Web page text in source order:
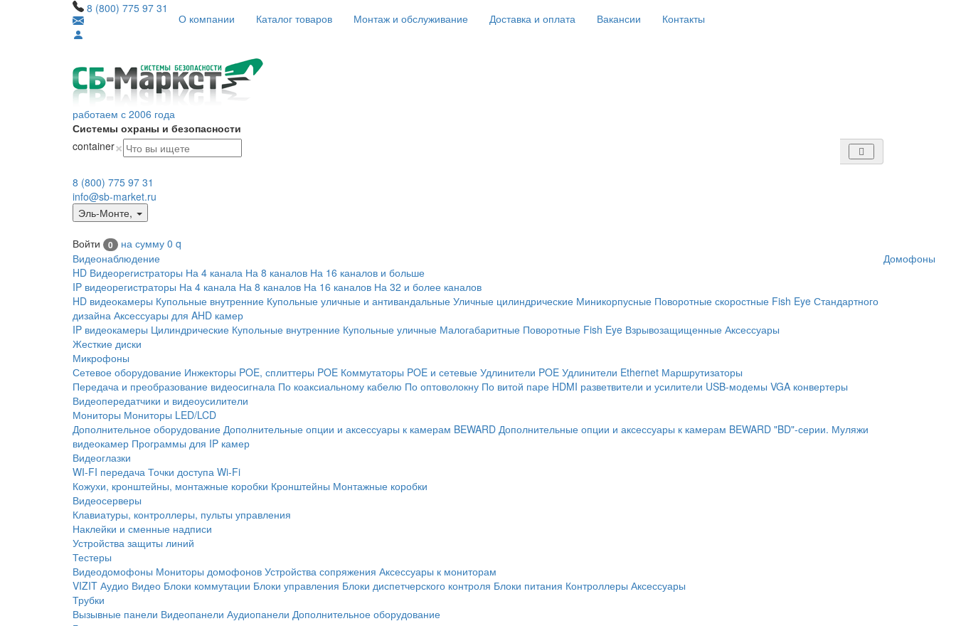
8 (800) 775 97 31
О компании Каталог товаров Монтаж и обслуживание Доставка и оплата Вакансии Контакты
работаем с 2006 года
Системы охраны и безопасности
container×
8 (800) 775 97 31
info@sb-market.ru
Эль-Монте,
Войти 0 на сумму 0 q
Видеонаблюдение
Домофоны
HD Видеорегистраторы На 4 канала На 8 каналов На 16 каналов и больше
IP видеорегистраторы На 4 канала На 8 каналов На 16 каналов На 32 и более каналов
HD видеокамеры Купольные внутренние Купольные уличные и антивандальные Уличные цилиндрические Миникорпусные Поворотные скоростные Fish Eye Стандартного
дизайна Аксессуары для AHD камер
IP видеокамеры Цилиндрические Купольные внутренние Купольные уличные Малогабаритные Поворотные Fish Eye Взрывозащищенные Аксессуары
Жесткие диски
Микрофоны
Сетевое оборудование Инжекторы POE, сплиттеры POE Коммутаторы POE и сетевые Удлинители POE Удлинители Ethernet Маршрутизаторы
Передача и преобразование видеосигнала По коаксиальному кабелю По оптоволокну По витой паре HDMI разветвители и усилители USB-модемы VGA конвертеры
Видеопередатчики и видеоусилители
Мониторы Мониторы LED/LCD
Дополнительное оборудование Дополнительные опции и аксессуары к камерам BEWARD Дополнительные опции и аксессуары к камерам BEWARD "BD"-серии. Муляжи
видеокамер Программы для IP камер
Видеоглазки
WI-FI передача Точки доступа Wi-Fi
Кожухи, кронштейны, монтажные коробки Кронштейны Монтажные коробки
Видеосерверы
Клавиатуры, контроллеры, пульты управления
Наклейки и сменные надписи
Устройства защиты линий
Тестеры
Видеодомофоны Мониторы домофонов Устройства сопряжения Аксессуары к мониторам
VIZIT Аудио Видео Блоки коммутации Блоки управления Блоки диспетчерского контроля Блоки питания Контроллеры Аксессуары
Трубки
Вызывные панели Видеопанели Аудиопанели Дополнительное оборудование